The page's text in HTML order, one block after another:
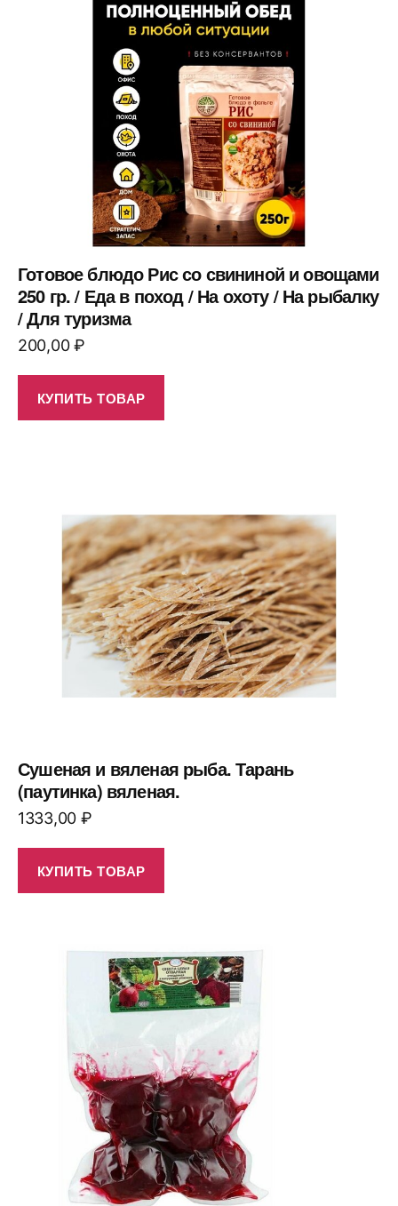
Готовое блюдо Рис со свининой и овощами
250 гр. / Еда в поход / На охоту / На рыбалку
/ Для туризма
200,00₽
КУПИТЬ ТОВАР
Сушеная и вяленая рыба. Тарань
(паутинка) вяленая.
1333,00 ₽
КУПИТЬ ТОВАР